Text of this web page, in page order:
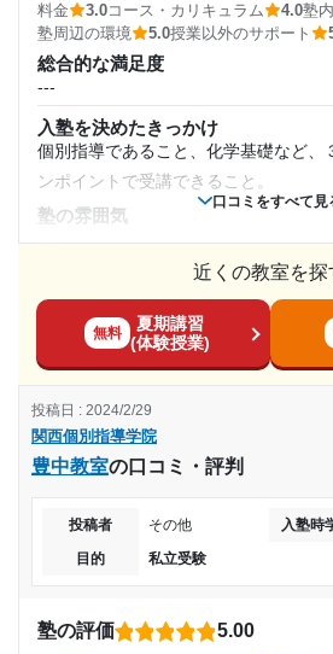
1時間～2時間未満
〜10,000円
目的の達成度
目的の達成理由
志望校に合格できたから。また、
がらない時期もありました。
志望校と合格状況
第一志望校：合格
先生によって様々な教え方があり、受
策など生徒に合った授業をしてもらえ
塾内の環境
開校中は自由に自習室を使える点が良
ずっと換気をしており、暖房も付いて
周りにコンビニやお店なども沢山ある
買いに行ける。駅からもとても近いの
先生任せな部分が多いため、家庭学習
によって変わる。面談で他教科も社員
進捗状況を確認する、と言ってもらっ
った。
通塾期間
口コミをすべて見
料金 3.0コース・カリキュラム 4.0塾
塾周辺の環境
5.0授業以外のサポート
総合的な満足度
---
入塾を決めたきっかけ
個別指導であること、化学基礎など、
ンポイントで受講できること。
塾の雰囲気
大学生が講師をしている割に、少し高
含まれているので、自習室を使わない
コース・カリキュラム
コマ数はこちらで決められる。
講師の教え方
---
明るく、自習ブースが多い。また教材
多い。自習室は自由に出入りができ、
駅から徒歩1分で、近くにはDAISOや
近くの教室を探
無料
夏期講習
(体験授業)
関西個別指導学院
豊中教室の口コミ・評判
投稿日 : 2024/2/29
投稿者 その他 入塾時
目的
私立受験
塾の評価 5.00